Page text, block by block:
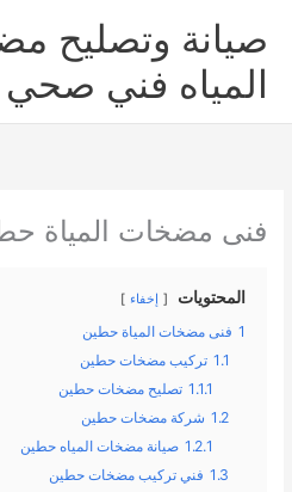
المحتوى
صيانة وتصليح
المياه فني صحي
فنى مضخات المياة
المحتويات إخفاء
1 فنى مضخات المياة حطين
1.1 تركيب مضخات حطين
1.1.1 تصليح مضخات حطين
1.2 شركة مضخات حطين
1.2.1 صيانة مضخات المياه حطين
1.3 فني تركيب مضخات حطين